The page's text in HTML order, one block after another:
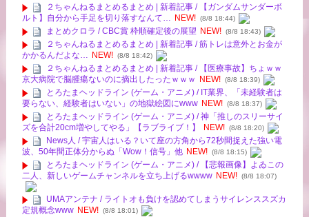
２ちゃんねるまとめるまとめ | 新着記事 / 【ガンダムサンダーボ
ルト】自分から手足を切り落すなんて… NEW! (8/8 18:44)
まとめクロラ / CBC賞 枠順確定後の展望 NEW! (8/8 18:43)
２ちゃんねるまとめるまとめ | 新着記事 / 筋トレは意外とお金が
かかるんだよな… NEW! (8/8 18:42)
２ちゃんねるまとめるまとめ | 新着記事 / 【医療事故】ちょｗｗ
京大病院で脳腫瘍ないのに摘出したったｗｗｗ
NEW! (8/8 18:39)
とろたまヘッドライン (ゲーム・アニメ) / IT業界、「未経験者は
要らない、経験者はいない」の地獄絵図にwww NEW! (8/8 18:37)
とろたまヘッドライン (ゲーム・アニメ) / 神「推しのスリーサイ
ズを合計20cm増やしてやる」【ラブライブ！】
NEW! (8/8 18:20)
News人 / 宇宙人はいる？いて座の方角から72秒間捉えた強い電
波、50年間正体分からぬ「Wow！信号」他 NEW! (8/8 18:15)
とろたまヘッドライン (ゲーム・アニメ) / 【悲報画像】よゐこの
二人、新しいゲームチャンネルを立ち上げるwwww NEW! (8/8 18:07)
UMAアンテナ / ライトオも負けを認めてしまうサイレンススズカ
定規概念www NEW! (8/8 18:01)